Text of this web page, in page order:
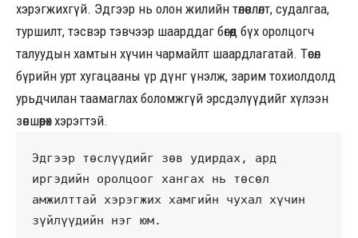
хэрэгжихгүй. Эдгээр нь олон жилийн төлөвлөлт, судалгаа,
туршилт, тэсвэр тэвчээр шаарддаг бөгөөд бүх оролцогч
талуудын хамтын хүчин чармайлт шаардлагатай. Төсөл
бүрийн урт хугацааны үр дүнг үнэлж, зарим тохиолдолд
урьдчилан таамаглах боломжгүй эрсдэлүүдийг хүлээн
зөвшөөрөх хэрэгтэй.
Эдгээр төслүүдийг зөв удирдах, ард
иргэдийн оролцоог хангах нь төсөл
амжилттай хэрэгжих хамгийн чухал хүчин
зүйлүүдийн нэг юм.